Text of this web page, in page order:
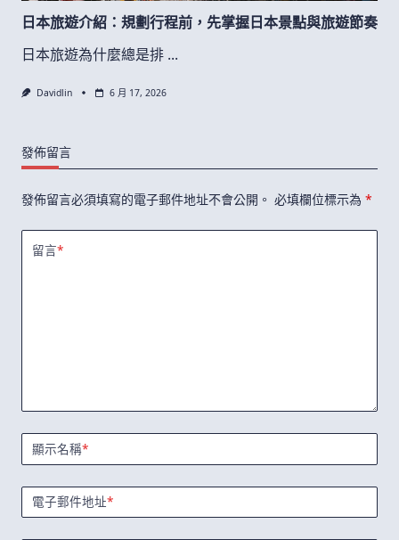
日本旅遊介紹：規劃行程前，先掌握日本景點與旅遊節奏
日本旅遊為什麼總是排 ...
Davidlin 6 月 17, 2026
發佈留言
發佈留言必須填寫的電子郵件地址不會公開。 必填欄位標示為 *
留言*
顯示名稱*
電子郵件地址*